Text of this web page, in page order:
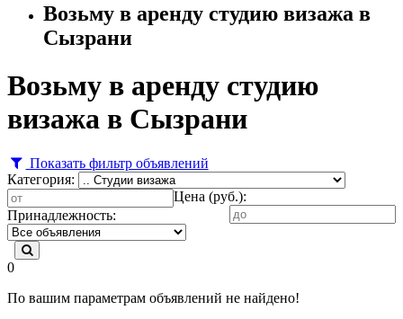
Возьму в аренду студию визажа в
Сызрани
Возьму в аренду студию
визажа в Сызрани
Показать фильтр объявлений
Категория:
Цена (руб.):
Принадлежность:
0
По вашим параметрам объявлений не найдено!